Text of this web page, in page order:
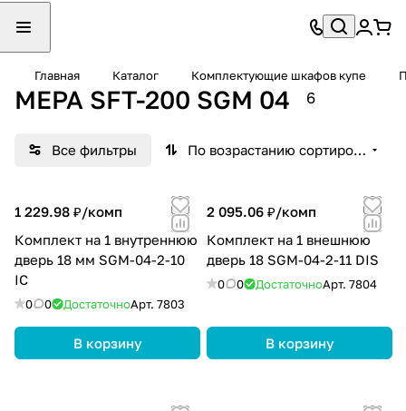
Главная Каталог Комплектующие шкафов купе
MEPA SFT-200 SGM 04 6
Все фильтры
1 229.98 ₽/комп
Комплект на 1 внутреннюю
дверь 18 мм SGM-04-2-10
IC
0 0 ДостаточноАрт. 7803
В корзину
2 095.06 ₽/комп
Комплект на 1 внешнюю
дверь 18 SGM-04-2-11 DIS
0 0 ДостаточноАрт. 7804
В корзину